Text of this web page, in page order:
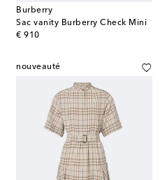
Burberry
Sac vanity Burberry Check Mini
€ 910
original price
nouveauté